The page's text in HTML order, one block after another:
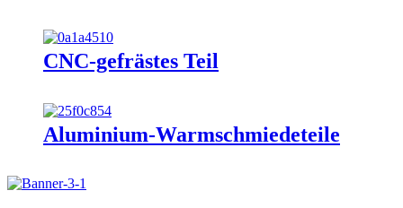
CNC-gefrästes Teil
Aluminium-Warmschmiedeteile